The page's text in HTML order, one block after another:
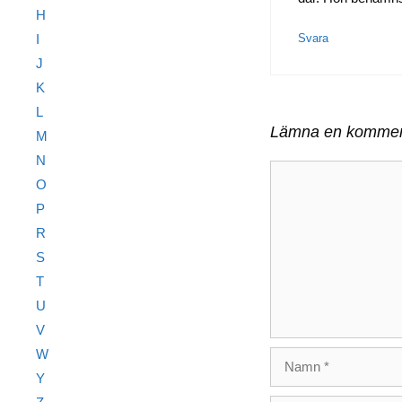
Svara
Lämna en
H
I
J
K
L
M
N
O
P
R
S
T
U
V
W
Y